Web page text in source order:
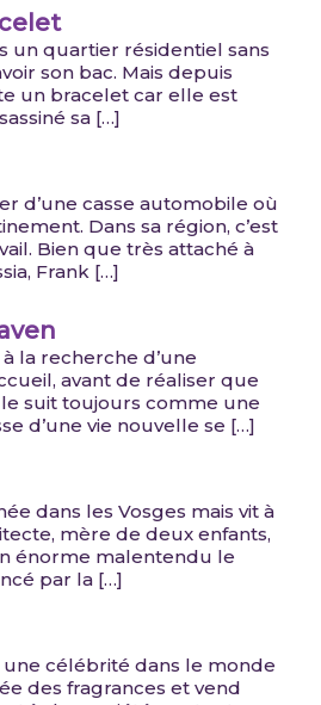
un quartier résidentiel sans
son bac. Mais depuis
un bracelet car elle est
sa […]
d’une casse automobile où
Dans sa région, c’est
Bien que très attaché à
Frank […]
la recherche d’une
avant de réaliser que
le suit toujours comme une
d’une vie nouvelle se […]
dans les Vosges mais vit à
mère de deux enfants,
énorme malentendu le
par la […]
célébrité dans le monde
des fragrances et vend